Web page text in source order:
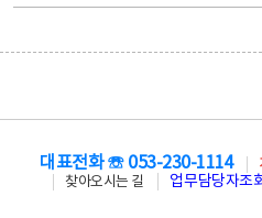
대표전화 ☏ 053-230-1114
찾아오시는 길
업무담당자조회